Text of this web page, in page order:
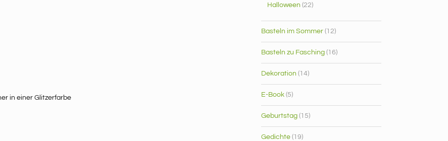
in einer Glitzerfarbe
Halloween (22)
Basteln im Sommer (12)
Basteln zu Fasching (16)
Dekoration (14)
E-Book (5)
Geburtstag (15)
Gedichte (19)